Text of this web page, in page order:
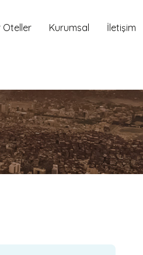
Oteller Kurumsal İletişim